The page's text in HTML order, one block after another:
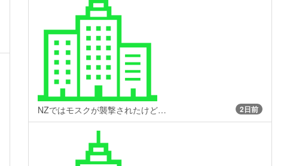
NZではモスクが襲撃されたけど… 2日前